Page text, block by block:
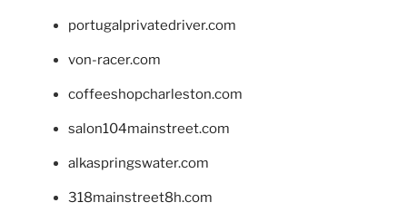
portugalprivatedriver.com
von-racer.com
coffeeshopcharleston.com
salon104mainstreet.com
alkaspringswater.com
318mainstreet8h.com